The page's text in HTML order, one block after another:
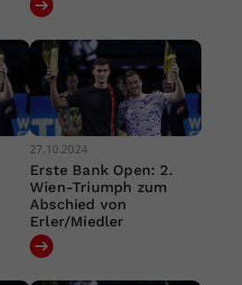
27.10.2024
Erste Bank Open: 2.
Wien-Triumph zum
Abschied von
Erler/Miedler